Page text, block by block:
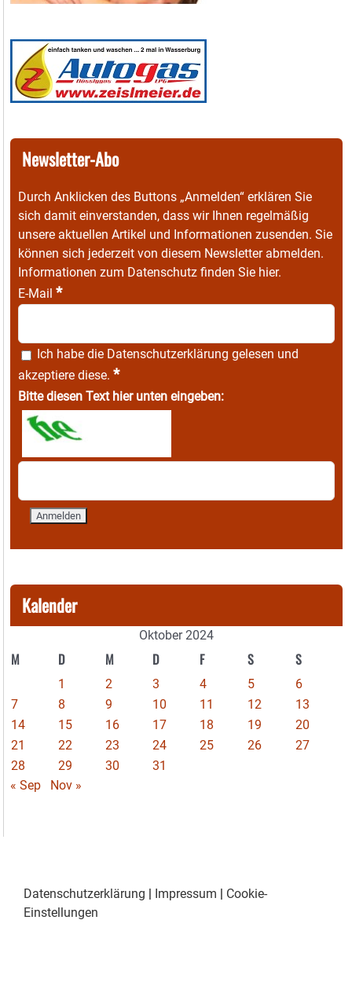
Newsletter-Abo
Durch Anklicken des Buttons „Anmelden“ erklären Sie
sich damit einverstanden, dass wir Ihnen regelmäßig
unsere aktuellen Artikel und Informationen zusenden. Sie
können sich jederzeit von diesem Newsletter abmelden.
Informationen zum Datenschutz finden Sie hier.
E-Mail *
Ich habe die Datenschutzerklärung gelesen und
akzeptiere diese. *
Bitte diesen Text hier unten eingeben:
Kalender
Oktober 2024
M D M D F S S
1 2 3 4 5
6
7
8 9 10 11 12
13
14
15 16 17 18 19
20
21
22 23 24 25 26
27
28
29 30
31
« Sep
Nov »
Datenschutzerklärung Impressum
Cookie-
Einstellungen